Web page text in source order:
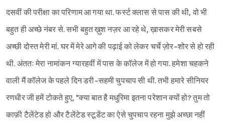
दसवीं की परीक्षा का परिणाम आ गया था. फर्स्ट क्लास से पास की थी, वो भी
बहुत ही अच्छे नंबर से. सभी बहुत ख़ुश नज़र आ रहे थे, ख़ासकर मेरी सबसे
अच्छी दोस्त मेरी मां. घर में मेरे आगे की पढ़ाई को लेकर चर्चे ज़ोर-शोर से हो रही
थी. अंततः मेरा नामांकन ग्यारहवीं में पास के कॉलेज में हो गया. हमेशा चहकने
वाली मैं कॉलेज के पहले दिन डरी-सहमी चुपचाप सी थी. तभी हमारे सीनियर
रणधीर जी हमें टोकते हुए, "क्या बात है मधुरिमा इतना परेशान क्यों हो? तुम तो
काफ़ी टैलेंटेड हो और टैलेंटेड स्टूडेंट का ऐसे चुपचाप रहना मुझे अच्छा नहीं